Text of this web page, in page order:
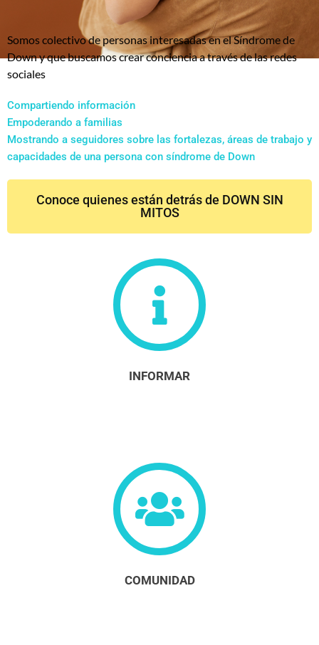
Somos colectivo de personas interesadas en el Síndrome de
Down y que buscamos crear conciencia a través de las redes
sociales
Compartiendo información
Empoderando a familias
Mostrando a seguidores sobre las fortalezas, áreas de trabajo y
capacidades de una persona con síndrome de Down
Conoce quienes están detrás de DOWN SIN
MITOS
INFORMAR
COMUNIDAD